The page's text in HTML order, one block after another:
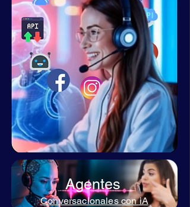
Aló iA CX Suite
Contact Center
Agentes
Conversacionales con iA